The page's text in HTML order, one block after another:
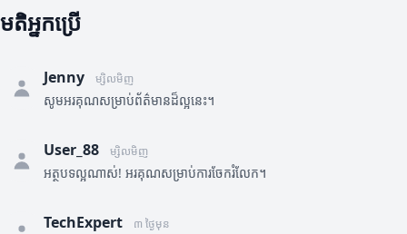
មតិអ្នកប្រើ
Jenny ម្សិលមិញ
សូមអរគុណសម្រាប់ព័ត៌មានដ៏ល្អនេះ។
User_88 ម្សិលមិញ
អត្ថបទល្អណាស់! អរគុណសម្រាប់ការចែករំលែក។
TechExpert ៣ ថ្ងៃមុន